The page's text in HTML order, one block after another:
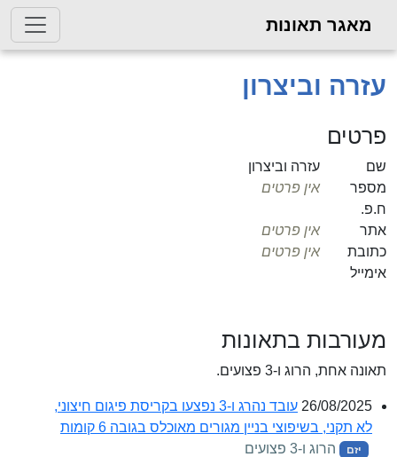
מאגר תאונות
עזרה וביצרון
פרטים
שם
עזרה וביצרון
מספר
ח.פ.
אין פרטים
אתר
אין פרטים
כתובת
אימייל
אין פרטים
מעורבות בתאונות
תאונה אחת, הרוג ו-3 פצועים.
26/08/2025
עובד נהרג ו-3 נפצעו בקריסת פיגום חיצוני,
לא תקני, בשיפוצי בניין מגורים מאוכלס בגובה 6 קומות
יזם הרוג ו-3 פצועים